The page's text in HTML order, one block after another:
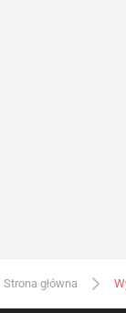
Strona główna